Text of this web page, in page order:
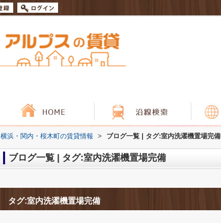
横浜・関内・桜木町の賃貸情報 > ブログ一覧 | タグ:室内洗濯機置場完備
ブログ一覧 | タグ:室内洗濯機置場完備
タグ:室内洗濯機置場完備